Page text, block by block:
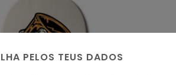
PELOS TEUS DADOS